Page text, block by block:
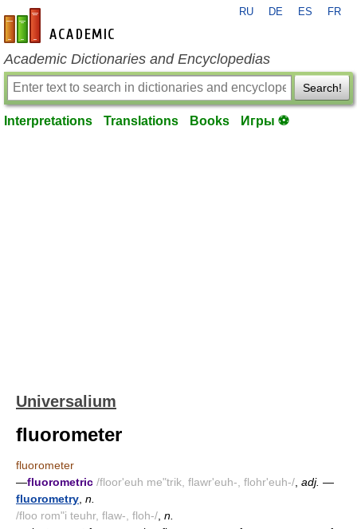
en-academic.com
RU DE ES FR
Academic Dictionaries and Encyclopedias
Search!
Interpretations Translations Books Игры ⚽
Universalium
fluorometer
fluorometer
—fluorometric /floor'euh me"trik, flawr'euh-, flohr'euh-/ adj. —
fluorometry n.
/floo rom"i teuhr, flaw-, floh-/ n.